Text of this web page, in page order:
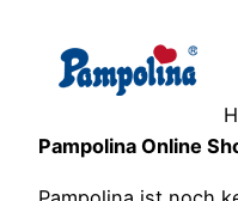
Pampolina Online